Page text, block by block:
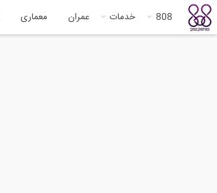
808 خدمات عمران معماری